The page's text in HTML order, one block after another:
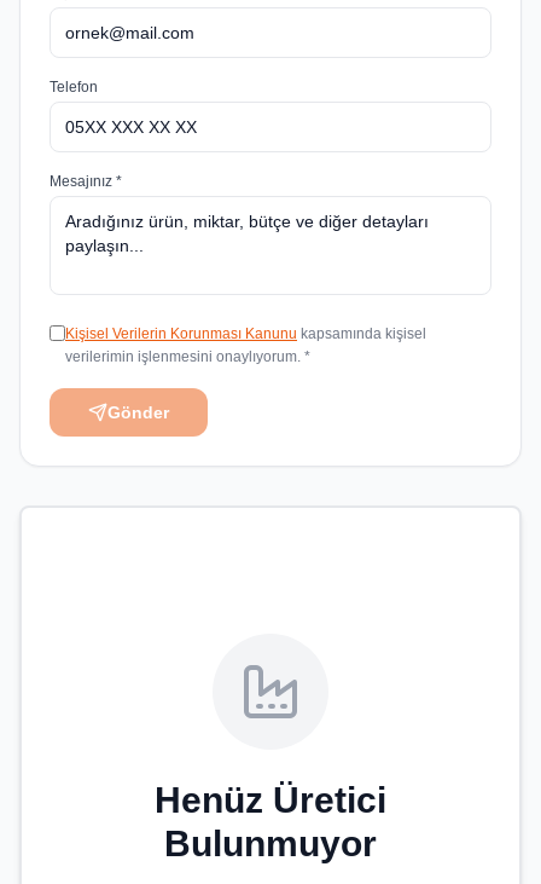
Telefon
Mesajınız *
Kişisel Verilerin Korunması Kanunu kapsamında kişisel
verilerimin işlenmesini onaylıyorum. *
Gönder
Henüz Üretici
Bulunmuyor